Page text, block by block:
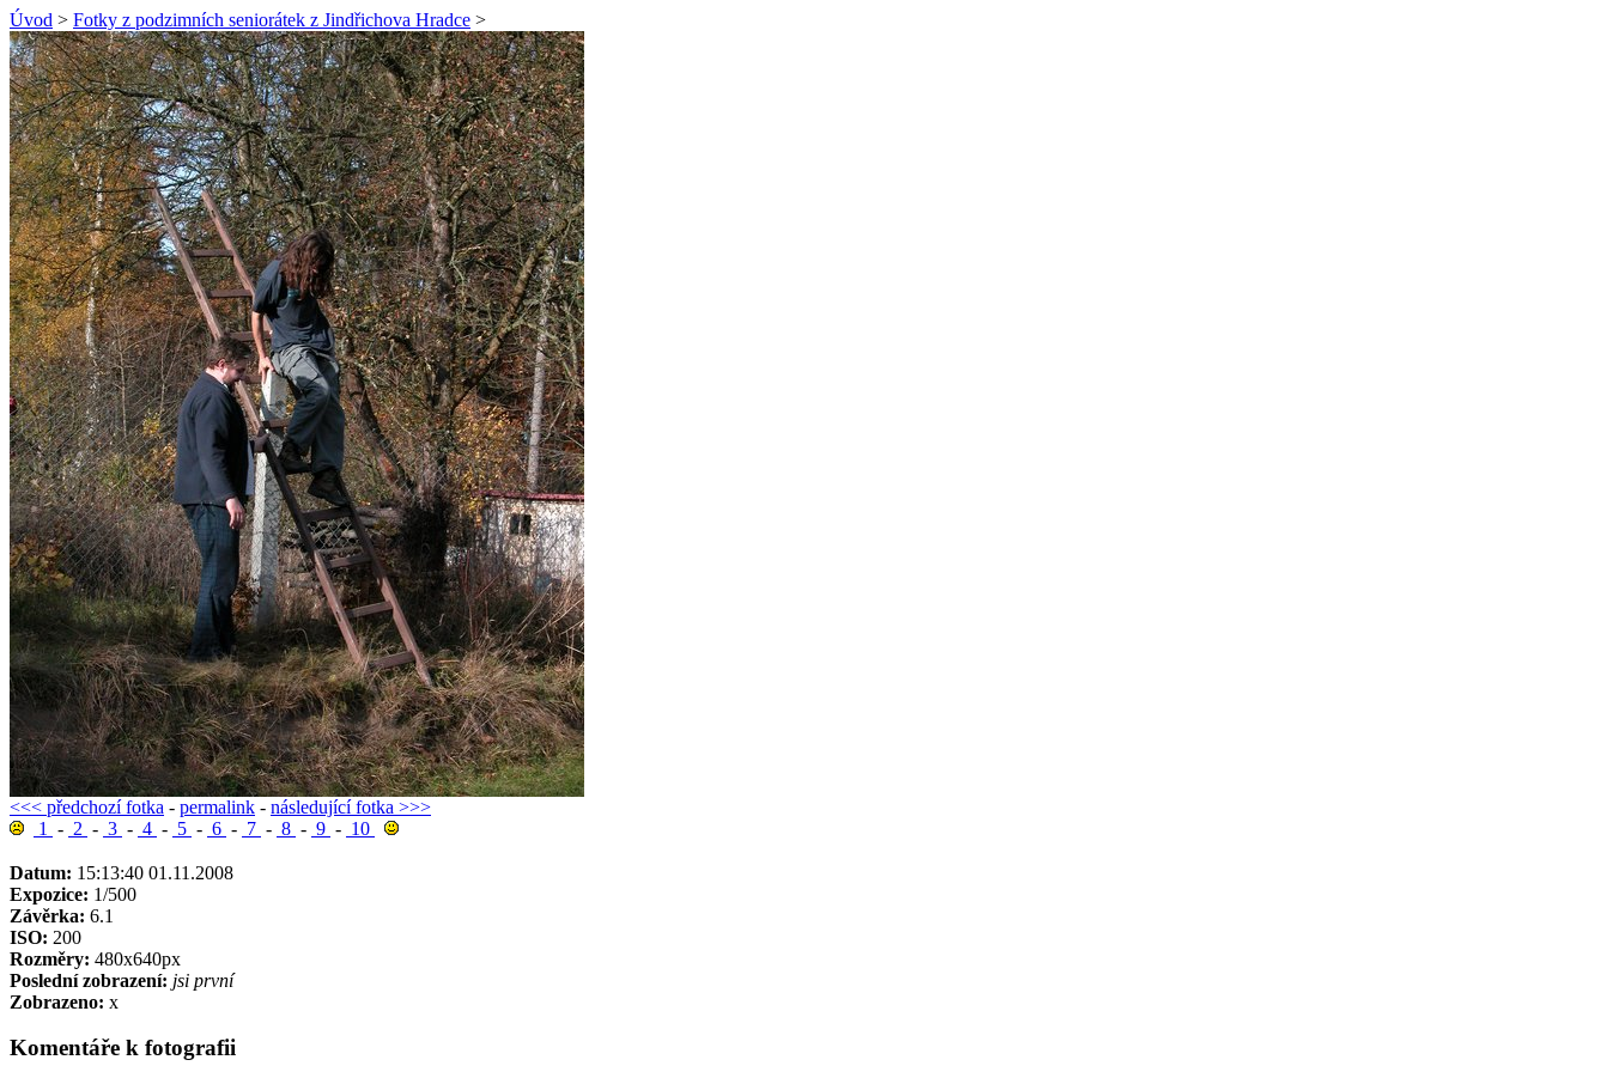
Úvod > Fotky z podzimních seniorátek z Jindřichova Hradce >
<<< předchozí fotka - permalink - následující fotka >>>
1
- 2 - 3 - 4 - 5 - 6 - 7 - 8 - 9 - 10
Datum: 15:13:40 01.11.2008
Expozice: 1/500
Závěrka: 6.1
ISO: 200
Rozměry: 480x640px
Poslední zobrazení: jsi první
Zobrazeno: x
Komentáře k fotografii